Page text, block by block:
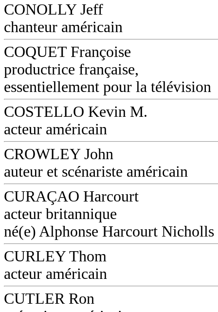
CONOLLY Jeff
chanteur américain
COQUET Françoise
productrice française,
essentiellement pour la télévision
COSTELLO Kevin M.
acteur américain
CROWLEY John
auteur et scénariste américain
CURAÇAO Harcourt
acteur britannique
né(e) Alphonse Harcourt Nicholls
CURLEY Thom
acteur américain
CUTLER Ron